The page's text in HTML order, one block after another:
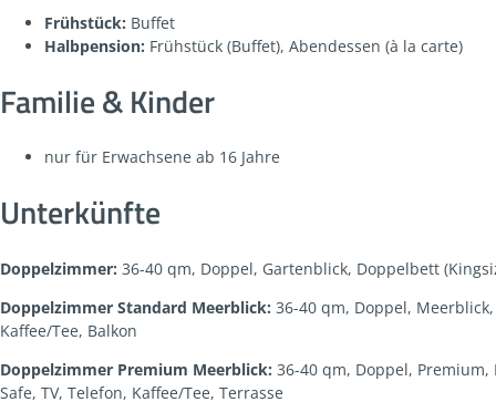
Frühstück: Buffet
Halbpension: Frühstück (Buffet), Abendessen (à la carte)
Familie & Kinder
nur für Erwachsene ab 16 Jahre
Unterkünfte
Doppelzimmer: 36-40 qm, Doppel, Gartenblick, Doppelbett
Doppelzimmer Standard Meerblick: 36-40 qm, Doppel,
Kaffee/Tee, Balkon
Doppelzimmer Premium Meerblick: 36-40 qm, Doppel,
Safe, TV, Telefon, Kaffee/Tee, Terrasse